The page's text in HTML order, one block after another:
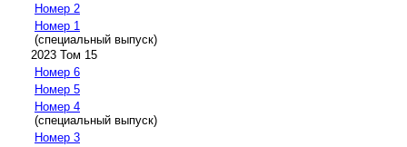
Номер 2
Номер 1
(специальный выпуск)
2023 Том 15
Номер 6
Номер 5
Номер 4
(специальный выпуск)
Номер 3